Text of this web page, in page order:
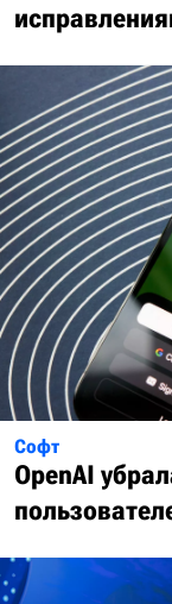
Софт
OpenAI